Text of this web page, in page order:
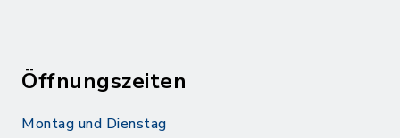
Öffnungszeiten
Montag und Dienstag